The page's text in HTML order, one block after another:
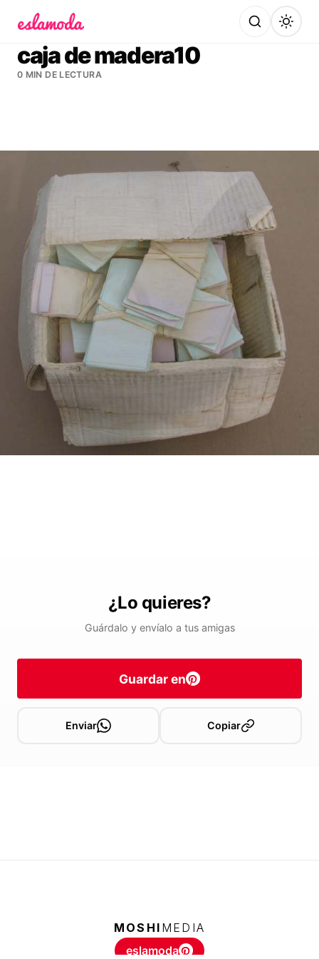
caja de madera10
0 MIN DE LECTURA
¿Lo quieres?
Guárdalo y envíalo a tus amigas
Guardar en
Enviar Copiar
MOSHI MEDIA
eslamoda